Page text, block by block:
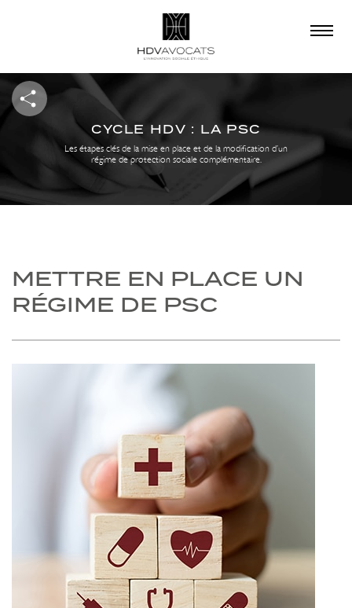
×
QUE RECHERCHEZ-
VOUS ?
CYCLE HDV : LA PSC
Les étapes clés de la mise en place et de la modification d’un
régime de protection sociale complémentaire.
METTRE EN PLACE UN
RÉGIME DE PSC